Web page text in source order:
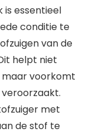
is essentieel
conditie te
van de
helpt niet
maar voorkomt
met
de stof te